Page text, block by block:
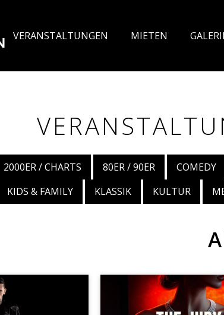
VERANSTALTUNGEN MIETEN GALE
2000ER / CHARTS 80ER / 90ER COMEDY
KIDS & FAMILY KLASSIK KULTUR